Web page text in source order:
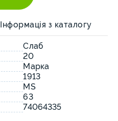
Інформація з каталогу
Слаб
20
Марка
1913
MS
63
74064335